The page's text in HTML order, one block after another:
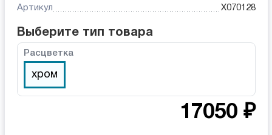
Артикул X070128
Выберите тип товара
Расцветка
хром
17050 ₽